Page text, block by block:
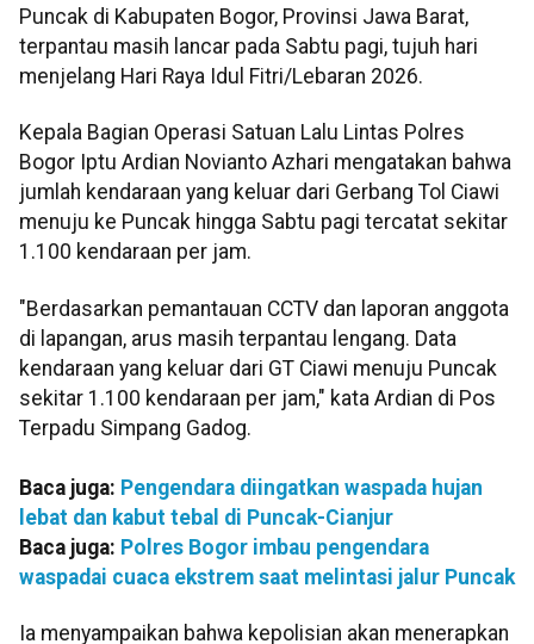
Puncak di Kabupaten Bogor, Provinsi Jawa Barat,
terpantau masih lancar pada Sabtu pagi, tujuh hari
menjelang Hari Raya Idul Fitri/Lebaran 2026.
Kepala Bagian Operasi Satuan Lalu Lintas Polres
Bogor Iptu Ardian Novianto Azhari mengatakan bahwa
jumlah kendaraan yang keluar dari Gerbang Tol Ciawi
menuju ke Puncak hingga Sabtu pagi tercatat sekitar
1.100 kendaraan per jam.
"Berdasarkan pemantauan CCTV dan laporan anggota
di lapangan, arus masih terpantau lengang. Data
kendaraan yang keluar dari GT Ciawi menuju Puncak
sekitar 1.100 kendaraan per jam," kata Ardian di Pos
Terpadu Simpang Gadog.
Baca juga: Pengendara diingatkan waspada hujan
lebat dan kabut tebal di Puncak-Cianjur
Baca juga: Polres Bogor imbau pengendara
waspadai cuaca ekstrem saat melintasi jalur Puncak
Ia menyampaikan bahwa kepolisian akan menerapkan